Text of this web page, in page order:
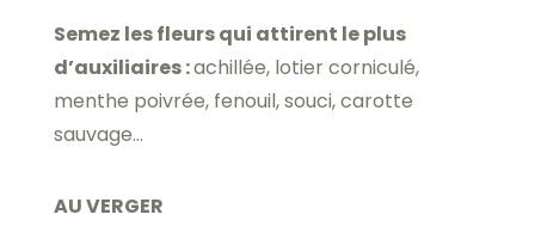
Semez les fleurs qui attirent le plus
d’auxiliaires :achillée, lotier corniculé,
menthe poivrée, fenouil, souci, carotte
sauvage…
AU VERGER